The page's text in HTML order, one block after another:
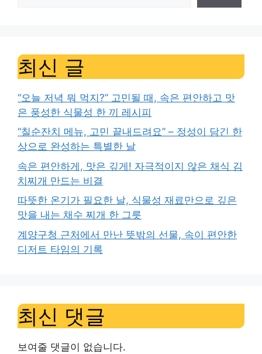
최신 글
“오늘 저녁 뭐 먹지?” 고민될 때, 속은 편안하고 맛
은 풍성한 식물성 한 끼 레시피
“칠순잔치 메뉴, 고민 끝내드려요” – 정성이 담긴 한
상으로 완성하는 특별한 날
속은 편안하게, 맛은 깊게! 자극적이지 않은 채식 김
치찌개 만드는 비결
따뜻한 온기가 필요한 날, 식물성 재료만으로 깊은
맛을 내는 채수 찌개 한 그릇
계양구청 근처에서 만난 뜻밖의 선물, 속이 편안한
디저트 타임의 기록
최신 댓글
보여줄 댓글이 없습니다.